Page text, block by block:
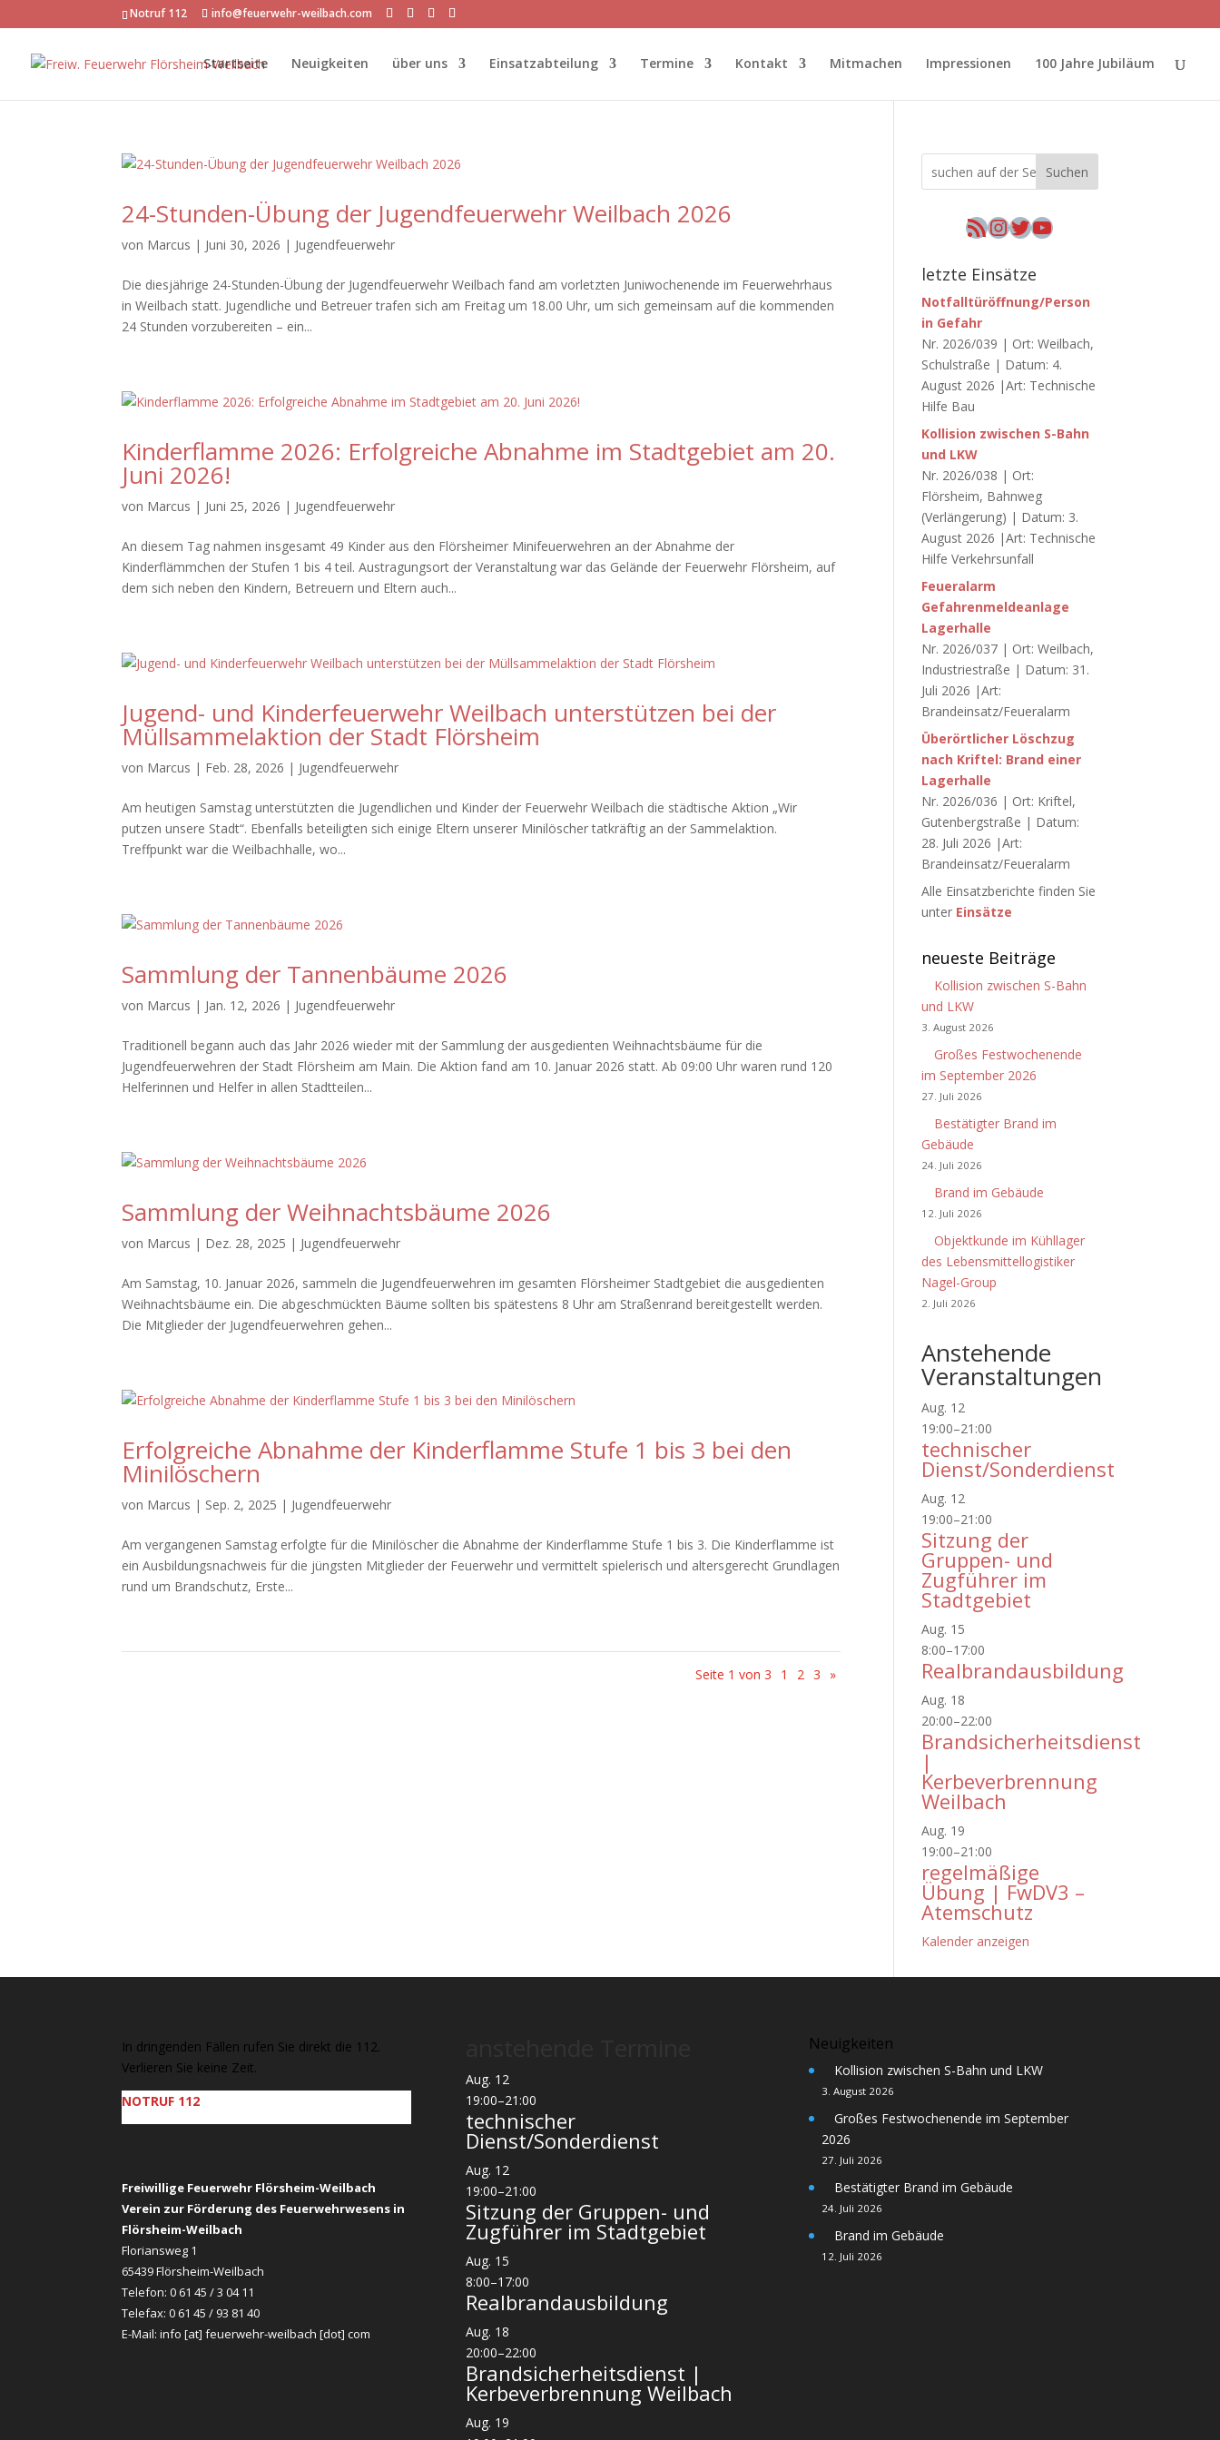
Notruf 112 info@feuerwehr-weilbach.com
Startseite Neuigkeiten über uns Einsatzabteilung Termine Kontakt Mitmachen Impressionen 100 Jahre Jubiläum
24-Stunden-Übung der Jugendfeuerwehr Weilbach 2026
von Marcus | Juni 30, 2026 | Jugendfeuerwehr
Die diesjährige 24-Stunden-Übung der Jugendfeuerwehr Weilbach fand am vorletzten Juniwochenende im Feuerwehrhaus
in Weilbach statt. Jugendliche und Betreuer trafen sich am Freitag um 18.00 Uhr, um sich gemeinsam auf die kommenden
24 Stunden vorzubereiten – ein...
Kinderflamme 2026: Erfolgreiche Abnahme im Stadtgebiet am 20.
Juni 2026!
von Marcus | Juni 25, 2026 | Jugendfeuerwehr
An diesem Tag nahmen insgesamt 49 Kinder aus den Flörsheimer Minifeuerwehren an der Abnahme der
Kinderflämmchen der Stufen 1 bis 4 teil. Austragungsort der Veranstaltung war das Gelände der Feuerwehr Flörsheim, auf
dem sich neben den Kindern, Betreuern und Eltern auch...
Jugend- und Kinderfeuerwehr Weilbach unterstützen bei der
Müllsammelaktion der Stadt Flörsheim
von Marcus | Feb. 28, 2026 | Jugendfeuerwehr
Am heutigen Samstag unterstützten die Jugendlichen und Kinder der Feuerwehr Weilbach die städtische Aktion „Wir
putzen unsere Stadt“. Ebenfalls beteiligten sich einige Eltern unserer Minilöscher tatkräftig an der Sammelaktion.
Treffpunkt war die Weilbachhalle, wo...
Sammlung der Tannenbäume 2026
von Marcus | Jan. 12, 2026 | Jugendfeuerwehr
Traditionell begann auch das Jahr 2026 wieder mit der Sammlung der ausgedienten Weihnachtsbäume für die
Jugendfeuerwehren der Stadt Flörsheim am Main. Die Aktion fand am 10. Januar 2026 statt. Ab 09:00 Uhr waren rund 120
Helferinnen und Helfer in allen Stadtteilen...
Sammlung der Weihnachtsbäume 2026
von Marcus | Dez. 28, 2025 | Jugendfeuerwehr
Am Samstag, 10. Januar 2026, sammeln die Jugendfeuerwehren im gesamten Flörsheimer Stadtgebiet die ausgedienten
Weihnachtsbäume ein. Die abgeschmückten Bäume sollten bis spätestens 8 Uhr am Straßenrand bereitgestellt werden.
Die Mitglieder der Jugendfeuerwehren gehen...
Erfolgreiche Abnahme der Kinderflamme Stufe 1 bis 3 bei den
Minilöschern
von Marcus | Sep. 2, 2025 | Jugendfeuerwehr
Am vergangenen Samstag erfolgte für die Minilöscher die Abnahme der Kinderflamme Stufe 1 bis 3. Die Kinderflamme ist
ein Ausbildungsnachweis für die jüngsten Mitglieder der Feuerwehr und vermittelt spielerisch und altersgerecht Grundlagen
rund um Brandschutz, Erste...
Seite 1 von 3 1 2 3 »
Suchen
RSS-Feed
Instagram
Twitter
YouTube
letzte Einsätze
Notfalltüröffnung/Person
in Gefahr
Nr. 2026/039 | Ort: Weilbach,
Schulstraße | Datum: 4.
August 2026 |Art: Technische
Hilfe Bau
Kollision zwischen S-Bahn
und LKW
Nr. 2026/038 | Ort:
Flörsheim, Bahnweg
(Verlängerung) | Datum: 3.
August 2026 |Art: Technische
Hilfe Verkehrsunfall
Feueralarm
Gefahrenmeldeanlage
Lagerhalle
Nr. 2026/037 | Ort: Weilbach,
Industriestraße | Datum: 31.
Juli 2026 |Art:
Brandeinsatz/Feueralarm
Überörtlicher Löschzug
nach Kriftel: Brand einer
Lagerhalle
Nr. 2026/036 | Ort: Kriftel,
Gutenbergstraße | Datum:
28. Juli 2026 |Art:
Brandeinsatz/Feueralarm
Alle Einsatzberichte finden Sie
unter Einsätze
neueste Beiträge
Kollision zwischen S-Bahn
und LKW
3. August 2026
Großes Festwochenende
im September 2026
27. Juli 2026
Bestätigter Brand im
Gebäude
24. Juli 2026
Brand im Gebäude
12. Juli 2026
Objektkunde im Kühllager
des Lebensmittellogistiker
Nagel-Group
2. Juli 2026
Anstehende
Veranstaltungen
Aug. 12
19:00–21:00
technischer
Dienst/Sonderdienst
Aug. 12
19:00–21:00
Sitzung der
Gruppen- und
Zugführer im
Stadtgebiet
Aug. 15
8:00–17:00
Realbrandausbildung
Aug. 18
20:00–22:00
Brandsicherheitsdienst
|
Kerbeverbrennung
Weilbach
Aug. 19
19:00–21:00
regelmäßige
Übung | FwDV3 –
Atemschutz
Kalender anzeigen
In dringenden Fällen rufen Sie direkt die 112.
Verlieren Sie keine Zeit.
NOTRUF 112
Freiwillige Feuerwehr Flörsheim-Weilbach
Verein zur Förderung des Feuerwehrwesens in
Flörsheim-Weilbach
Floriansweg 1
65439 Flörsheim-Weilbach
Telefon: 0 61 45 / 3 04 11
Telefax: 0 61 45 / 93 81 40
E-Mail:info [at] feuerwehr-weilbach [dot] com
Aug. 12
19:00–21:00
technischer
Dienst/Sonderdienst
Aug. 12
19:00–21:00
Sitzung der Gruppen- und
Zugführer im Stadtgebiet
Aug. 15
8:00–17:00
Realbrandausbildung
Aug. 18
20:00–22:00
Brandsicherheitsdienst |
Kerbeverbrennung Weilbach
Aug. 19
Neuigkeiten
Kollision zwischen S-Bahn und LKW
3. August 2026
Großes Festwochenende im September
2026
27. Juli 2026
Bestätigter Brand im Gebäude
24. Juli 2026
Brand im Gebäude
12. Juli 2026